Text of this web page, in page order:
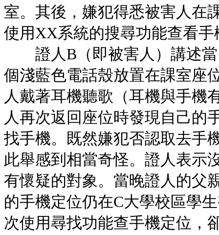
室。其後，嫌犯得悉被害人在
使用XX系統的搜尋功能查看手
證人B（即被害人）講述當
個淺藍色電話殼放置在課室座
人戴著耳機聽歌（耳機與手機
人再次返回座位時發現自己的
找手機。既然嫌犯否認取去手
此舉感到相當奇怪。證人表示
有懷疑的對象。當晚證人的父
的手機定位仍在C大學校區學
次使用尋找功能查手機定位，